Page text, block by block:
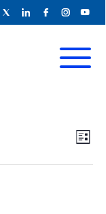
N
a
N
a
L